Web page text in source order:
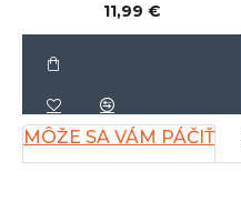
11,99 €
MÔŽE SA VÁM PÁČIŤ